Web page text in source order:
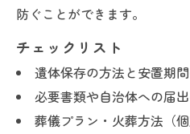
防ぐことができます。
チェックリスト
遺体保存の方法と安置期
必要書類や自治体への届
葬儀プラン・火葬方法（